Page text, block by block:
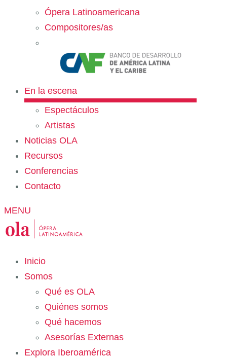
Ópera Latinoamericana
Compositores/as
En la escena
Espectáculos
Artistas
Noticias OLA
Recursos
Conferencias
Contacto
MENU
Inicio
Somos
Qué es OLA
Quiénes somos
Qué hacemos
Asesorías Externas
Explora Iberoamérica